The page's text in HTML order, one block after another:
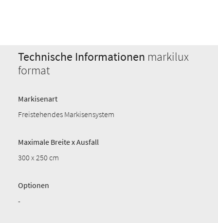
Technische Informationen markilux
format
Markisenart
Freistehendes Markisensystem
Maximale Breite x Ausfall
300 x 250 cm
Optionen
-